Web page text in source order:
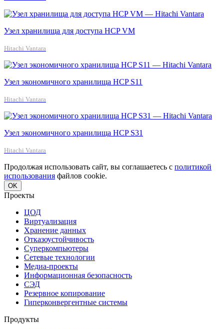
Узел хранилища для доступа HCP VM
Hitachi Vantara
Узел экономичного хранилища HCP S11
Hitachi Vantara
Узел экономичного хранилища HCP S31
Hitachi Vantara
Продолжая использовать сайт, вы соглашаетесь с политикой
использования файлов cookie.
OK
Проекты
ЦОД
Виртуализация
Хранение данных
Отказоустойчивость
Суперкомпьютеры
Сетевые технологии
Медиа-проекты
Информационная безопасность
СЭД
Резервное копирование
Гиперконвергентные системы
Продукты